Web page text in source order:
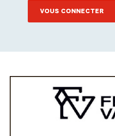
VOUS CONNECTER